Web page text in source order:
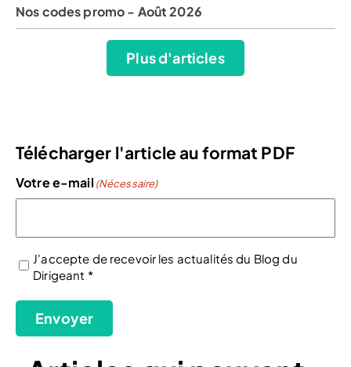
Nos codes promo - Août 2026
Plus d'articles
Télécharger l'article au format PDF
Votre e-mail (Nécessaire)
(Nécessaire)
J'accepte de recevoir les actualités du Blog du
Dirigeant *
Envoyer